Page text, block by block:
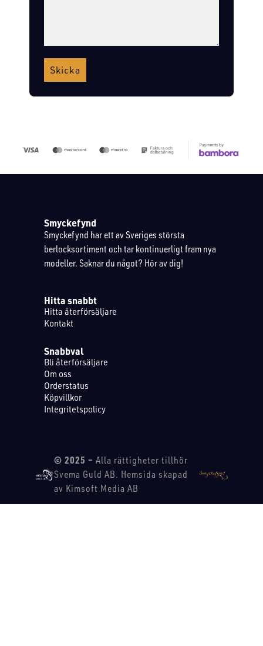
Skicka
Smyckefynd
Smyckefynd har ett av Sveriges största
berlocksortiment och tar kontinuerligt fram nya
modeller. Saknar du något? Hör av dig!
Hitta snabbt
Hitta återförsäljare
Kontakt
Snabbval
Bli återförsäljare
Om oss
Orderstatus
Köpvillkor
Integritetspolicy
© 2025 – Alla rättigheter tillhör
Svema Guld AB. Hemsida skapad
av Kimsoft Media AB